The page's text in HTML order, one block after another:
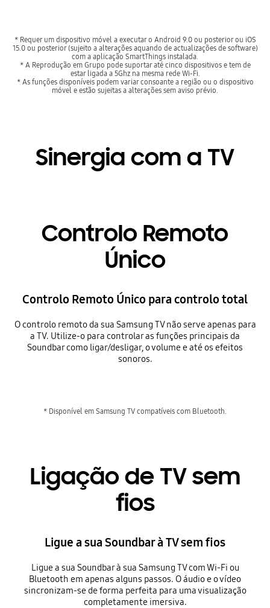
* Requer um dispositivo móvel a executar o Android 9.0 ou posterior ou iOS
15.0 ou posterior (sujeito a alterações aquando de actualizações de software)
com a aplicação SmartThings instalada.
* A Reprodução em Grupo pode suportar até cinco dispositivos e tem de
estar ligada a 5Ghz na mesma rede Wi-Fi.
* As funções disponíveis podem variar consoante a região ou o dispositivo
móvel e estão sujeitas a alterações sem aviso prévio.
Sinergia com a TV
Controlo Remoto
Único
Controlo Remoto Único para controlo total
O controlo remoto da sua Samsung TV não serve apenas para
a TV. Utilize-o para controlar as funções principais da
Soundbar como ligar/desligar, o volume e até os efeitos
sonoros.
* Disponível em Samsung TV compatíveis com Bluetooth.
Ligação de TV sem
fios
Ligue a sua Soundbar à TV sem fios
Ligue a sua Soundbar à sua Samsung TV com Wi-Fi ou
Bluetooth em apenas alguns passos. O áudio e o vídeo
sincronizam-se de forma perfeita para uma visualização
completamente imersiva.